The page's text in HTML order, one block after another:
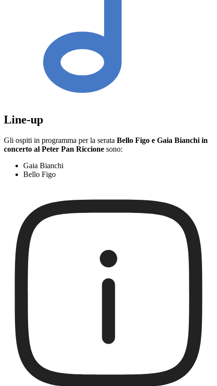
Line-up
Gli ospiti in programma per la serata Bello Figo e Gaia Bianchi in
concerto al Peter Pan Riccione sono:
Gaia Bianchi
Bello Figo